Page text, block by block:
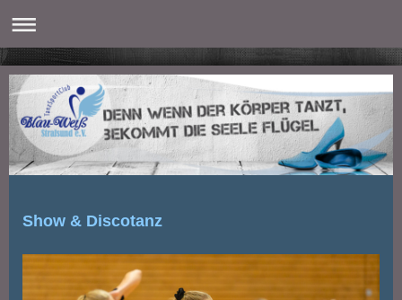
Show & Discotanz